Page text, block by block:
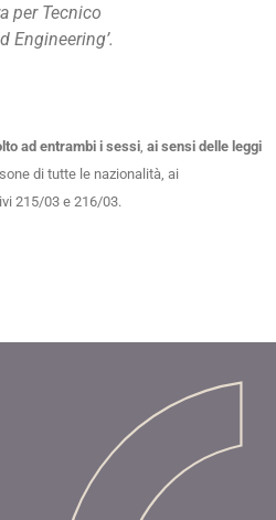
per Tecnico
Engineering’.
ad entrambi i sessi ai sensi delle leggi
di tutte le nazionalità, ai
215/03 e 216/03.